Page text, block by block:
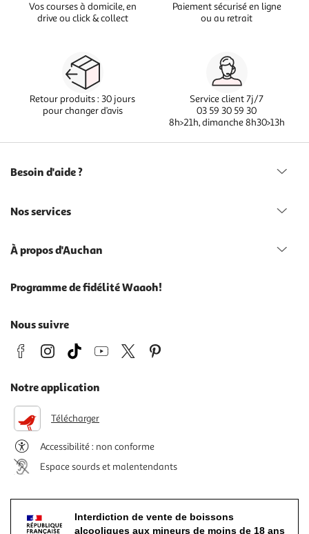
Vos courses à domicile, en
drive ou click & collect
Paiement sécurisé en ligne
ou au retrait
Retour produits : 30 jours
pour changer d’avis
Service client 7j/7
03 59 30 59 30
8h>21h, dimanche 8h30>13h
Besoin d'aide ?
Nos services
À propos d'Auchan
Programme de fidélité Waaoh!
Nous suivre
Notre application
Télécharger
Accessibilité : non conforme
Espace sourds et malentendants
Interdiction de vente de boissons
alcooliques aux mineurs de moins de 18 ans